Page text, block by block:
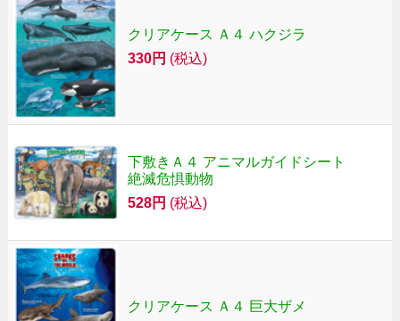
クリアケース Ａ４ ハクジラ
330円 (税込)
下敷きＡ４ アニマルガイドシート
絶滅危惧動物
528円 (税込)
クリアケース Ａ４ 巨大ザメ